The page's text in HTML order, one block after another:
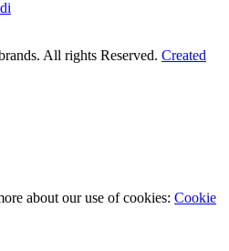
All rights Reserved. Created
about our use of cookies: Cookie